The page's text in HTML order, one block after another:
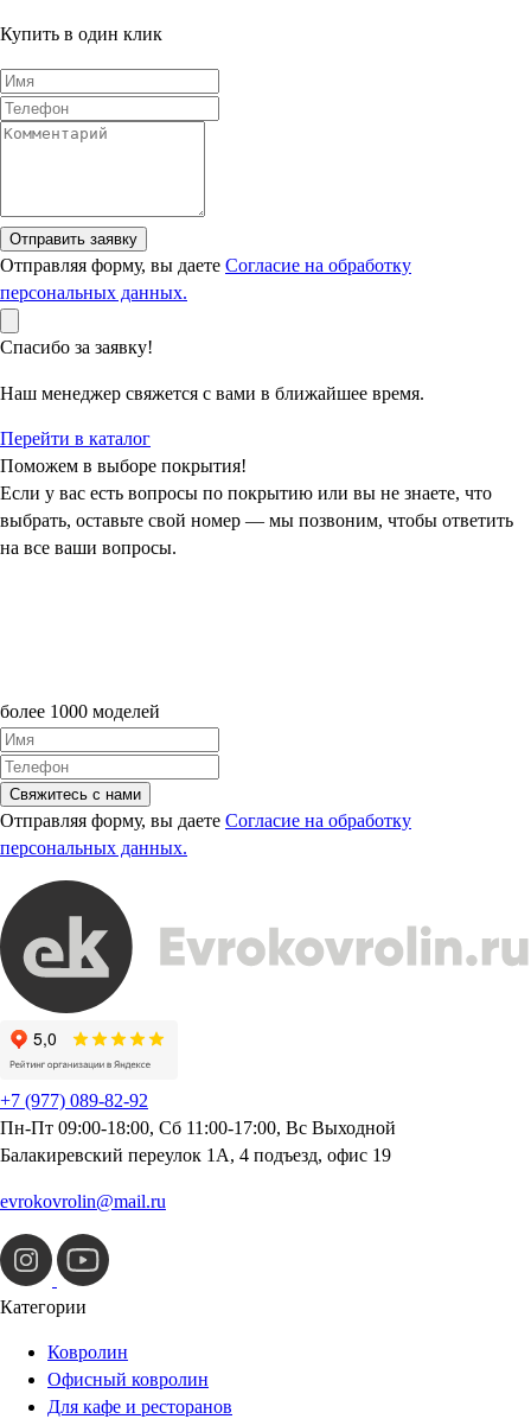
Купить в один клик
Отправить заявку
Отправляя форму, вы даете Согласие на обработку
персональных данных.
Спасибо за заявку!
Наш менеджер свяжется с вами в ближайшее время.
Перейти в каталог
Поможем в выборе покрытия!
Если у вас есть вопросы по покрытию или вы не знаете, что
выбрать, оставьте свой номер — мы позвоним, чтобы ответить
на все ваши вопросы.
более 1000 моделей
Свяжитесь с нами
Отправляя форму, вы даете Согласие на обработку
персональных данных.
+7 (977) 089-82-92
Пн-Пт 09:00-18:00, Сб 11:00-17:00, Вс Выходной
Балакиревский переулок 1А, 4 подъезд, офис 19
evrokovrolin@mail.ru
Категории
Ковролин
Офисный ковролин
Для кафе и ресторанов